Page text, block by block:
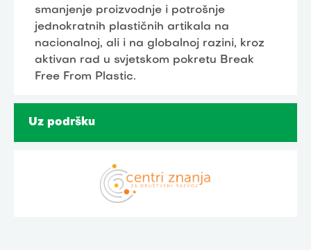
smanjenje proizvodnje i potrošnje
jednokratnih plastičnih artikala na
nacionalnoj, ali i na globalnoj razini, kroz
aktivan rad u svjetskom pokretu Break
Free From Plastic.
Uz podršku